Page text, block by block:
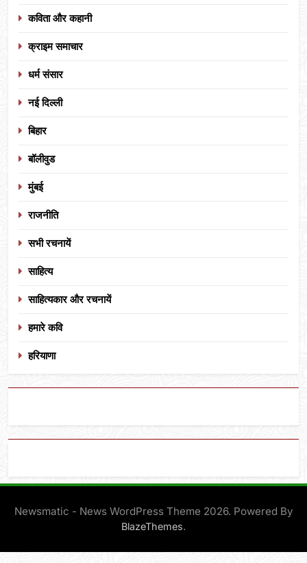
कविता और कहानी
क्राइम समाचार
धर्म संसार
नई दिल्ली
बिहार
बॉलीवुड
मुंबई
राजनीति
सभी रचनायें
साहित्य
साहित्यकार और रचनायें
हमारे कवि
हरियाणा
Newsmatic - News WordPress Theme 2026. Powered By
BlazeThemes.